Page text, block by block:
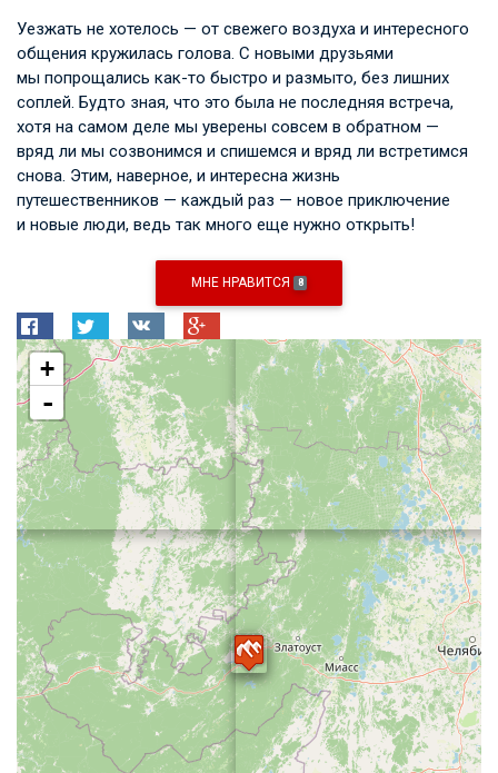
Уезжать не хотелось — от свежего воздуха и интересного
общения кружилась голова. С новыми друзьями
мы попрощались как-то быстро и размыто, без лишних
соплей. Будто зная, что это была не последняя встреча,
хотя на самом деле мы уверены совсем в обратном —
вряд ли мы созвонимся и спишемся и вряд ли встретимся
снова. Этим, наверное, и интересна жизнь
путешественников — каждый раз — новое приключение
и новые люди, ведь так много еще нужно открыть!
МНЕ НРАВИТСЯ 8
+
-